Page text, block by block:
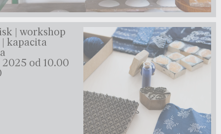
| workshop
kapacita
od 10.00